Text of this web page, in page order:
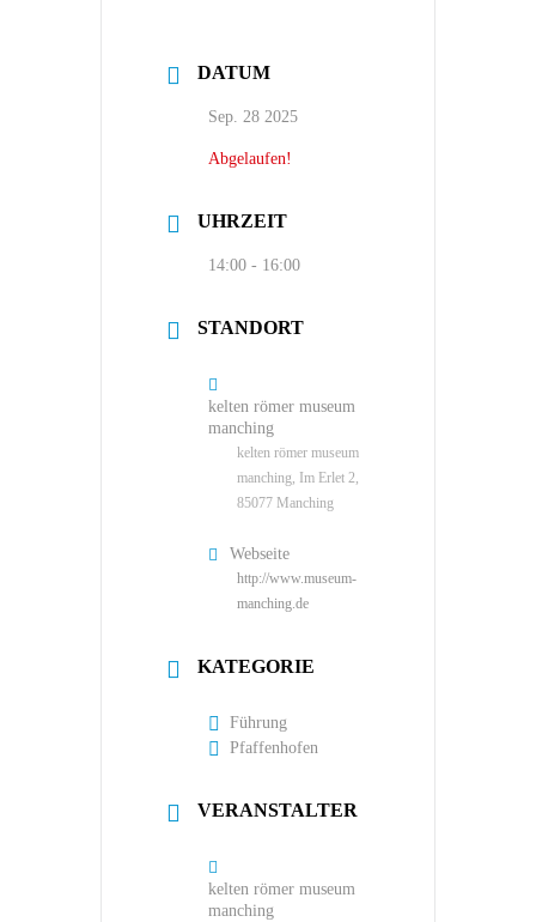
DATUM
Sep. 28 2025
Abgelaufen!
UHRZEIT
14:00 - 16:00
STANDORT
kelten römer museum
manching
kelten römer museum
manching, Im Erlet 2,
85077 Manching
Webseite
http://www.museum-
manching.de
KATEGORIE
Führung
Pfaffenhofen
VERANSTALTER
kelten römer museum
manching